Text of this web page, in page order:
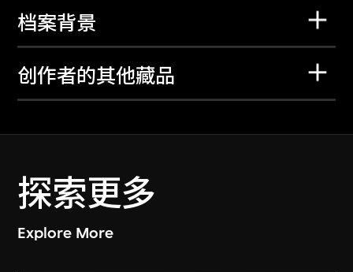
档案背景
创作者的其他藏品
探索更多
Explore More